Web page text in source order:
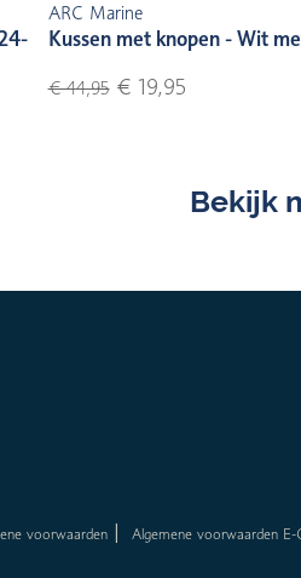
ARC Marine
Kussen met knopen - Wit
€ 44,95€ 19,95
Bekijk
voorwaarden Algemene voorwaarden E-